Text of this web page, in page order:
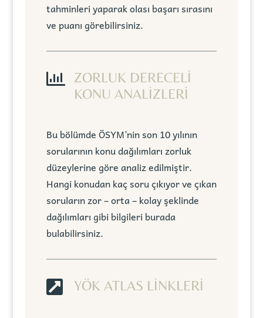
tahminleri yaparak olası başarı sırasını
ve puanı görebilirsiniz.

ZORLUK DERECELİ
KONU ANALİZLERİ
Bu bölümde ÖSYM’nin son 10 yılının
sorularının konu dağılımları zorluk
düzeylerine göre analiz edilmiştir.
Hangi konudan kaç soru çıkıyor ve çıkan
soruların zor – orta – kolay şeklinde
dağılımları gibi bilgileri burada
bulabilirsiniz.
 YÖK ATLAS LİNKLERİ